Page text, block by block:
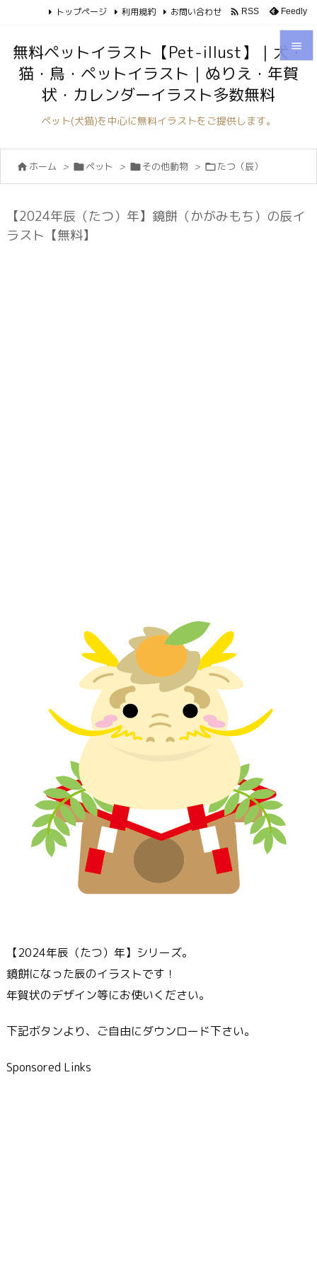



トップページ 利用規約 お問い合わせ  RSS Feedly
無料ペットイラスト【Pet-illust】｜犬・
猫・鳥・ペットイラスト｜ぬりえ・年賀
状・カレンダーイラスト多数無料
ペット(犬猫)を中心に無料イラストをご提供します。
 ホーム > ペット > その他動物 > たつ（辰）
【2024年辰（たつ）年】鏡餅（かがみもち）の辰イ
ラスト【無料】
【2024年辰（たつ）年】シリーズ。
鏡餅になった辰のイラストです！
年賀状のデザイン等にお使いください。
下記ボタンより、ご自由にダウンロード下さい。
Sponsored Links